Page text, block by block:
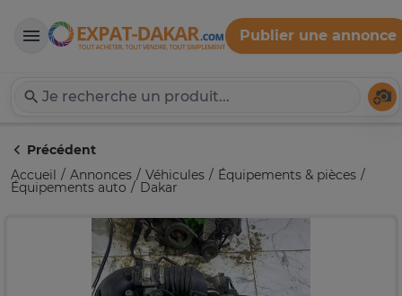
Expat-Dakar
Publier une annonce
Précédent
Accueil
Annonces Véhicules Équipements & pièces
Équipements auto Dakar